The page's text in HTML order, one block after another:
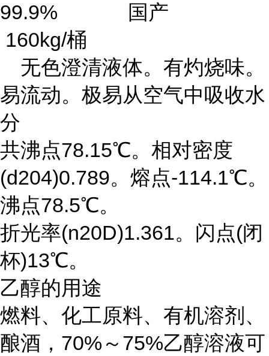
99.9% 国产
160kg/桶
无色澄清液体。有灼烧味。
易流动。极易从空气中吸收水
分
共沸点78.15℃。相对密度
(d204)0.789。熔点-114.1℃。
沸点78.5℃。
折光率(n20D)1.361。闪点(闭
杯)13℃。
乙醇的用途
燃料、化工原料、有机溶剂、
酿酒，70%～75%乙醇溶液可